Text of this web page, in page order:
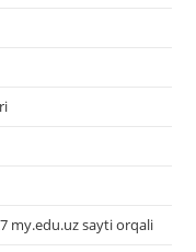
my.edu.uz sayti orqali